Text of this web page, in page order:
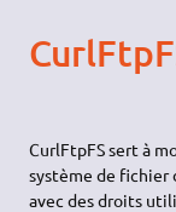
CurlFtpFS sert à
système de fichier
avec des droits